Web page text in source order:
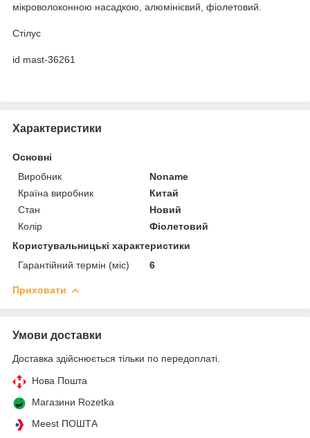
мікроволоконною насадкою, алюмінієвий, фіолетовий.
Стілус
id mast-36261
Характеристики
Основні
Виробник
Noname
Країна виробник
Китай
Стан
Новий
Колір
Фіолетовий
Користувальницькі характеристики
Гарантійний термін (міс)
6
Приховати
Умови доставки
Доставка здійснюється тільки по передоплаті.
Нова Пошта
Магазини Rozetka
Meest ПОШТА